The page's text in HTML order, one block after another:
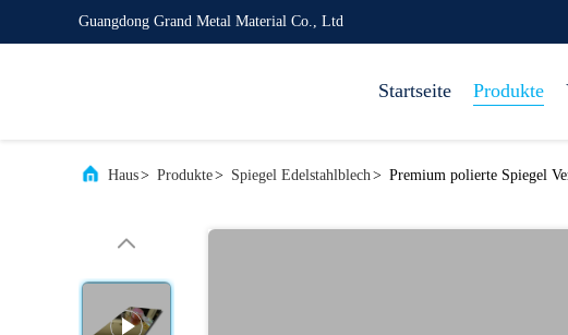
Guangdong Grand Metal Material Co., Ltd
Startseite Produkte
Haus> Produkte> Spiegel Edelstahlblech> Premium polierte Spiegel